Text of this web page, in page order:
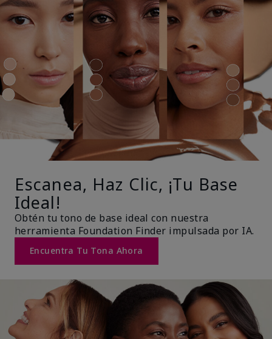
Escanea, Haz Clic, ¡Tu Base
Ideal!
Obtén tu tono de base ideal con nuestra
herramienta Foundation Finder impulsada por IA.
Encuentra Tu Tona Ahora